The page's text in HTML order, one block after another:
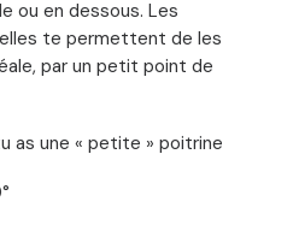
ou en dessous. Les
te permettent de les
par un petit point de
as une « petite » poitrine